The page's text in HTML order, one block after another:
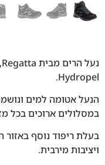
Hydropel.
הנעל אטומה למים
במסלולים ארוכים בכל
ויציבות מירבית.